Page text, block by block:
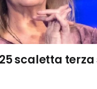
scaletta